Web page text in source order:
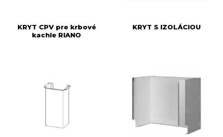
KRYT CPV pre krbové
kachle RIANO
KRYT S IZOLÁCIOU